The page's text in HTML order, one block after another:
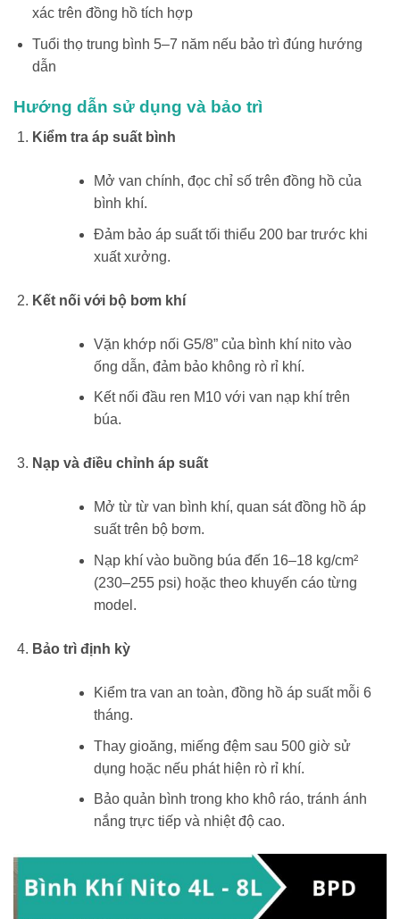
xác trên đồng hồ tích hợp
Tuổi thọ trung bình 5–7 năm nếu bảo trì đúng hướng
dẫn
Hướng dẫn sử dụng và bảo trì
Kiểm tra áp suất bình
Mở van chính, đọc chỉ số trên đồng hồ của
bình khí.
Đảm bảo áp suất tối thiểu 200 bar trước khi
xuất xưởng.
Kết nối với bộ bơm khí
Vặn khớp nối G5/8” của bình khí nito vào
ống dẫn, đảm bảo không rò rỉ khí.
Kết nối đầu ren M10 với van nạp khí trên
búa.
Nạp và điều chỉnh áp suất
Mở từ từ van bình khí, quan sát đồng hồ áp
suất trên bộ bơm.
Nạp khí vào buồng búa đến 16–18 kg/cm²
(230–255 psi) hoặc theo khuyến cáo từng
model.
Bảo trì định kỳ
Kiểm tra van an toàn, đồng hồ áp suất mỗi 6
tháng.
Thay gioăng, miếng đệm sau 500 giờ sử
dụng hoặc nếu phát hiện rò rỉ khí.
Bảo quản bình trong kho khô ráo, tránh ánh
nắng trực tiếp và nhiệt độ cao.